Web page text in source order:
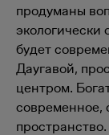
продуманы
экологически
будет
Даугавой,
центром.
современное,